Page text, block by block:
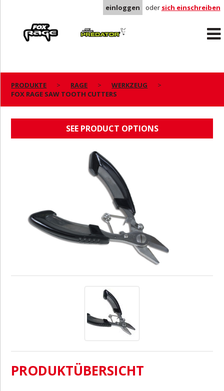
einloggen oder sich einschreiben
Predator
PRODUKTE RAGE
WERKZEUG
FOX RAGE SAW TOOTH CUTTERS
SEE PRODUCT OPTIONS
PRODUKTÜBERSICHT